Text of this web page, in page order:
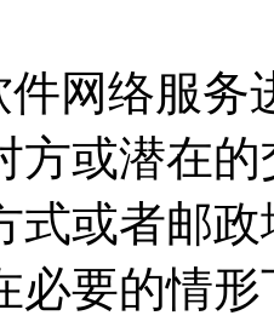
件网络服
方或潜在
式或者邮
必要的情